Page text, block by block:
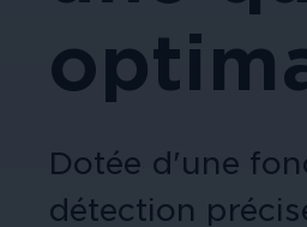
Dotée d'une
détection